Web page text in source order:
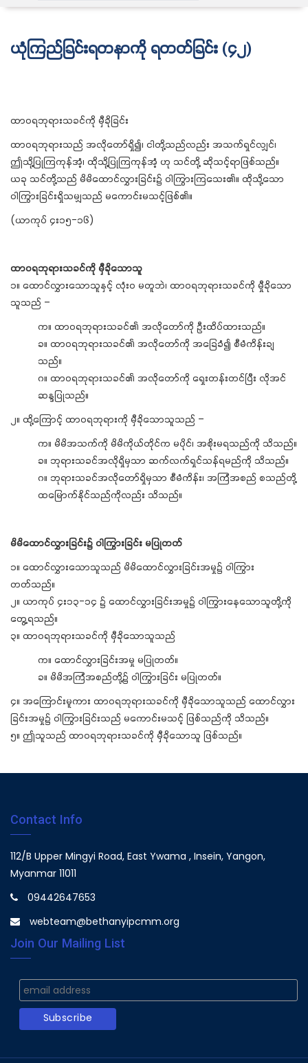
ယုံကြည်ခြင်းရတနာကို ရတတ်ခြင်း (၄၂)
ထာဝရဘုရားသခင်ကို မှီခိုခြင်း
ထာဝရဘုရားသည် အလိုတော်ရှိ၍၊ ငါတို့သည်လည်း အသက်ရှင်လျှင်၊
ဤသို့ပြုကြကုန်အံ့၊ ထိုသို့ပြုကြကုန်အံ့ ဟု သင်တို့ ဆိုသင့်ရာဖြစ်သည်။
ယခု သင်တို့သည် မိမိထောင်လွှားခြင်း၌ ဝါကြွားကြသေး၏။ ထိုသို့သော
ဝါကြွားခြင်းရှိသမျှသည် မကောင်းမသင့်ဖြစ်၏။
(ယာကုပ် ၄း၁၅-၁၆)
ထာဝရဘုရားသခင်ကို မှီခိုသောသူ
၁။ ထောင်လွှားသောသူနှင့် လုံး၀ မတူဘဲ၊ ထာဝရဘုရားသခင်ကို မှီုခိုသော
သူသည် –
က။ ထာဝရဘုရားသခင်၏ အလိုတော်ကို ဦးထိပ်ထားသည်။
ခ။ ထာဝရဘုရားသခင်၏ အလိုတော်ကို အခြေခံ၍ စီမံကိန်းချ
သည်။
ဂ။ ထာဝရဘုရားသခင်၏ အလိုတော်ကို ရှေးတန်းတင်ပြီး လိုအင်
ဆန္ဒပြုသည်။
၂။ ထို့ကြောင့် ထာဝရဘုရားကို မှီခိုသောသူသည် –
က။ မိမိအသက်ကို မိမိကိုယ်တိုင်က မပိုင်၊ အစိုးမရသည်ကို သိသည်။
ခ။ ဘုရားသခင်အလိုရှိမှသာ ဆက်လက်ရှင်သန်ရမည်ကို သိသည်။
ဂ။ ဘုရားသခင်အလိုတော်ရှိမှသာ စီမံကိန်း၊ အကြံအစည် စသည်တို့
ထမြောက်နိုင်သည်ကိုလည်း သိသည်။
မိမိထောင်လွှားခြင်း၌ ဝါကြွားခြင်း မပြုတတ်
၁။ ထောင်လွှားသောသူသည် မိမိထောင်လွှားခြင်းအမှု၌ ဝါကြွား
တတ်သည်။
၂။ ယာကုပ် ၄း၁၃-၁၄ ၌ ထောင်လွှားခြင်းအမှု၌ ဝါကြွားနေသောသူတို့ကို
တွေ့ရသည်။
၃။ ထာဝရဘုရားသခင်ကို မှီခိုသောသူသည်
က။ ထောင်လွှားခြင်းအမှု မပြုတတ်။
ခ။ မိမိအကြံအစည်တို့၌ ဝါကြွားခြင်း မပြုတတ်။
၄။ အကြောင်းမူကား ထာဝရဘုရားသခင်ကို မှီခိုသောသူသည် ထောင်လွှား
ခြင်းအမှု၌ ဝါကြွားခြင်းသည် မကောင်းမသင့် ဖြစ်သည်ကို သိသည်။
၅။ ဤသူသည် ထာဝရဘုရားသခင်ကို မှီခိုသောသူ ဖြစ်သည်။
Contact Info
112/B Upper Mingyi Road, East Ywama , Insein, Yangon,
Myanmar 11011
09442647653
webteam@bethanyipcmm.org
Join Our Mailing List